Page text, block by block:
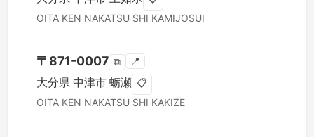
OITA KEN NAKATSU SHI KAMIJOSUI
〒 871-0007 ⧉ 📍
大分県 中津市 蛎瀬 📋
OITA KEN NAKATSU SHI KAKIZE